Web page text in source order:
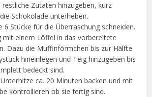
restliche Zutaten hinzugeben, kurz
Schokolade unterheben.
6 Stücke für die Überraschung schneiden.
mit einem Löffel in das vorbereitete
Dazu die Muffinförmchen bis zur Hälfte
hineinlegen und Teig hinzugeben bis
bedeckt sind.
ca. 20 Minuten backen und mit
kontrollieren ob sie fertig sind.